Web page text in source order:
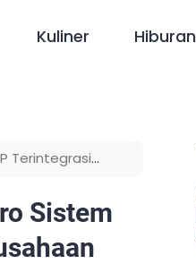
Kuliner Hiburan
Terintegrasi
Sistem